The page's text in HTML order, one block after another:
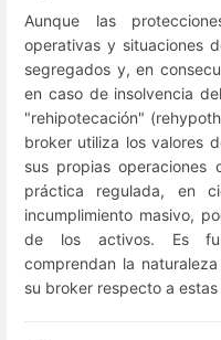
Aunque las
operativas y situaciones
segregados y, en
en caso de insolvencia
"rehipotecación"
broker utiliza los valores
sus propias operaciones
práctica regulada, en
incumplimiento masivo,
de los activos. Es
comprendan la
su broker respecto a